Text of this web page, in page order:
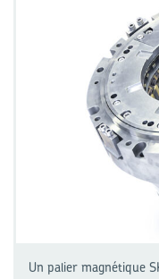
Un palier magnétique